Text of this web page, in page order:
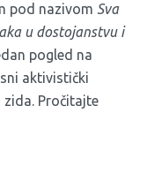
pod nazivom Sva
u dostojanstvu i
pogled na
aktivistički
Pročitajte